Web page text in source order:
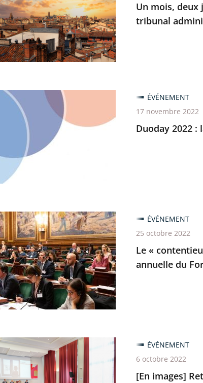
Un mois, deux
tribunal
Duoday 2022
ÉVÉNEMENT
17 novembre 2022
Le «
annuelle du
ÉVÉNEMENT
25 octobre 2022
[En images]
ÉVÉNEMENT
6 octobre 2022